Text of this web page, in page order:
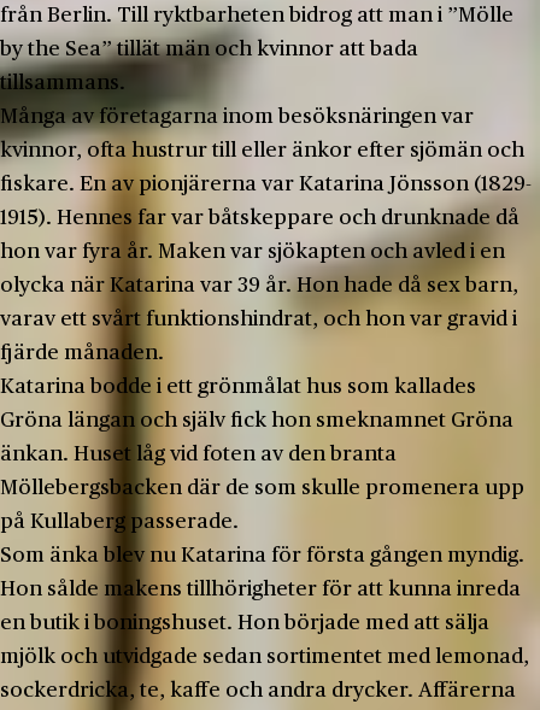
från Berlin. Till ryktbarheten bidrog att man i ”Mölle
by the Sea” tillät män och kvinnor att bada
tillsammans.
Många av företagarna inom besöksnäringen var
kvinnor, ofta hustrur till eller änkor efter sjömän och
fiskare. En av pionjärerna var Katarina Jönsson (1829-
1915). Hennes far var båtskeppare och drunknade då
hon var fyra år. Maken var sjökapten och avled i en
olycka när Katarina var 39 år. Hon hade då sex barn,
varav ett svårt funktionshindrat, och hon var gravid i
fjärde månaden.
Katarina bodde i ett grönmålat hus som kallades
Gröna längan och själv fick hon smeknamnet Gröna
änkan. Huset låg vid foten av den branta
Möllebergsbacken där de som skulle promenera upp
på Kullaberg passerade.
Som änka blev nu Katarina för första gången myndig.
Hon sålde makens tillhörigheter för att kunna inreda
en butik i boningshuset. Hon började med att sälja
mjölk och utvidgade sedan sortimentet med lemonad,
sockerdricka, te, kaffe och andra drycker. Affärerna